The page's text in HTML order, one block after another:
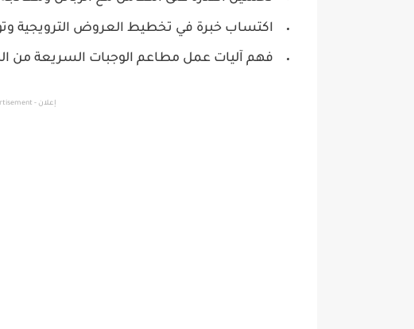
اكتساب خبرة في تخطيط العروض الترويجية
فهم آليات عمل مطاعم الوجبات السريعة من
إعلان - Advertisement